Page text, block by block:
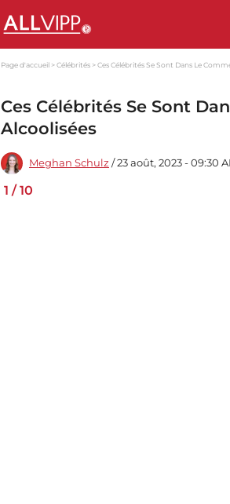
Page d'accueil Célébrités Ces Célébrités Se Sont Dans Le
Ces Célébrités Se Sont
Alcoolisées
Meghan Schulz / 23 août, 2023 - 09:30
1 /10